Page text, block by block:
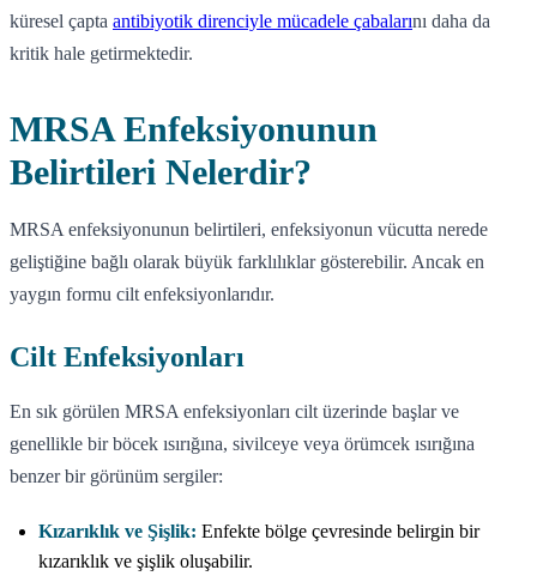
küresel çapta antibiyotik direnciyle mücadele çabalarını daha da
kritik hale getirmektedir.
MRSA Enfeksiyonunun
Belirtileri Nelerdir?
MRSA enfeksiyonunun belirtileri, enfeksiyonun vücutta nerede
geliştiğine bağlı olarak büyük farklılıklar gösterebilir. Ancak en
yaygın formu cilt enfeksiyonlarıdır.
Cilt Enfeksiyonları
En sık görülen MRSA enfeksiyonları cilt üzerinde başlar ve
genellikle bir böcek ısırığına, sivilceye veya örümcek ısırığına
benzer bir görünüm sergiler:
Kızarıklık ve Şişlik: Enfekte bölge çevresinde belirgin bir
kızarıklık ve şişlik oluşabilir.